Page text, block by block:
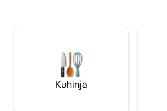
➢Raztegljiv kavč z zakonsko posteljo
(Queen) (posteljnina je zagotovljena)
➢Parkiranje na bližnjem parkirišču za
20 $/dan ➢ Skupna strešna terasa s
Kuhinja